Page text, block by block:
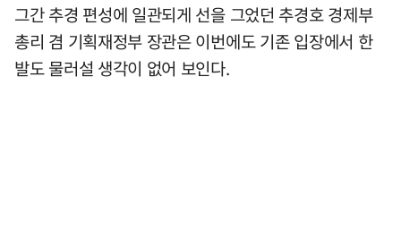
그간 추경 편성에 일관되게 선을 그었던 추경호 경제부
총리 겸 기획재정부 장관은 이번에도 기존 입장에서 한
발도 물러설 생각이 없어 보인다.